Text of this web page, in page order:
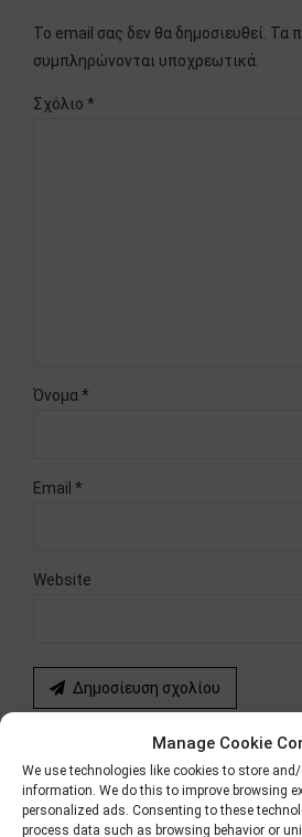
Manage Cookie
We use technologies like cookies to store
information. We do this to improve browsing
personalized ads. Consenting to these
process data such as browsing behavior or
Το email σας δεν θα δημοσιευθεί. Τα
συμπληρώνονται υποχρεωτικά.
Σχόλιο *
Όνομα *
Email *
Website
Δημοσίευση σχολίου
ΠΡΟΗΓΟΥΜΕΝΟ
Διακοπές σημαίνει